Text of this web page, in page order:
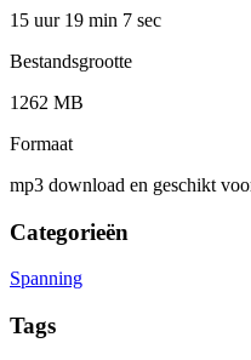
15 uur 19 min 7 sec
Bestandsgrootte
1262 MB
Formaat
mp3 download en geschikt
Categorieën
Spanning
Tags